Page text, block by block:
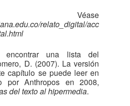
relato_digital/acc
una lista del
D. (2007). La versión
capítulo se puede leer en
por Anthropos en 2008,
del texto al hipermedia.